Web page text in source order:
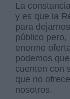
La
y es que la
para
público pero,
enorme
podemos
cuenten con
que no
nosotros.